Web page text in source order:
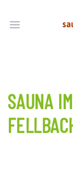
SAUNA